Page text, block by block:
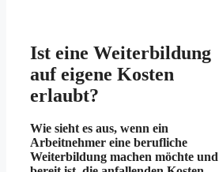
Ist eine Weiterbildung
auf eigene Kosten
erlaubt?
Wie sieht es aus, wenn ein
Arbeitnehmer eine berufliche
Weiterbildung machen möchte und